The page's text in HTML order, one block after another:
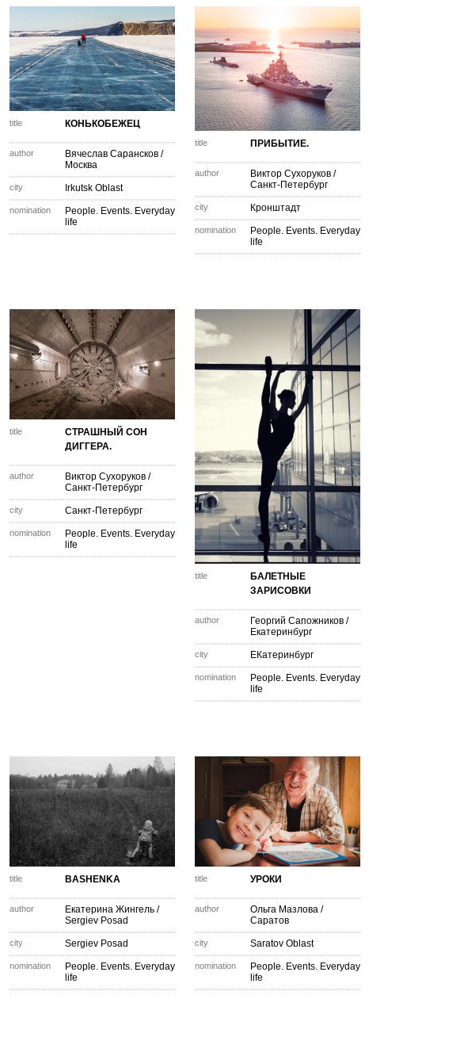
title КОНЬКОБЕЖЕЦ
author Вячеслав Сарансков /
Москва
city Irkutsk Oblast
nomination
People. Events. Everyday
life
title ПРИБЫТИЕ.
author Виктор Сухоруков /
Санкт-Петербург
city Кронштадт
nomination
People. Events. Everyday
life
title
СТРАШНЫЙ СОН
ДИГГЕРА.
author Виктор Сухоруков /
Санкт-Петербург
city Санкт-Петербург
nomination
People. Events. Everyday
life
title
БАЛЕТНЫЕ
ЗАРИСОВКИ
author Георгий Сапожников /
Екатеринбург
city ЕКатеринбург
nomination
People. Events. Everyday
life
title BASHENKA
author Екатерина Жингель /
Sergiev Posad
city Sergiev Posad
nomination
People. Events. Everyday
life
title УРОКИ
author Ольга Мазлова /
Саратов
city Saratov Oblast
nomination
People. Events. Everyday
life